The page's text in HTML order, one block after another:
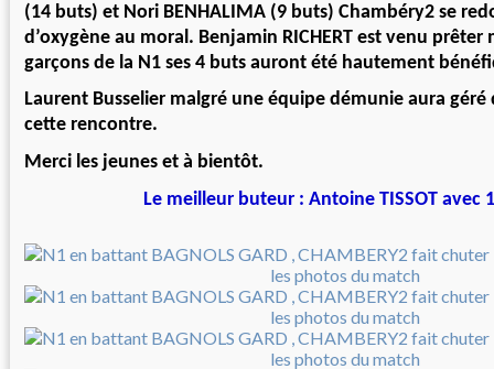
(14 buts) et Nori BENHALIMA (9 buts) Chambéry2 se
d’oxygène au moral. Benjamin RICHERT est venu
garçons de la N1 ses 4 buts auront été hautement
Laurent Busselier malgré une équipe démunie aura
cette rencontre.
Merci les jeunes et à bientôt.
Le meilleur buteur : Antoine TISSOT avec